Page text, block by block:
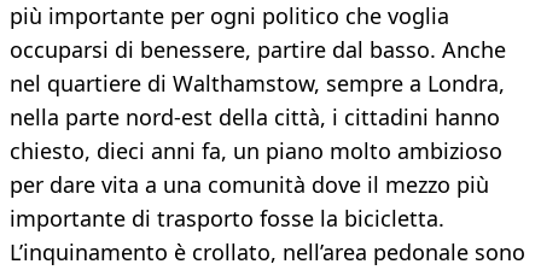
più importante per ogni politico che voglia
occuparsi di benessere, partire dal basso. Anche
nel quartiere di Walthamstow, sempre a Londra,
nella parte nord-est della città, i cittadini hanno
chiesto, dieci anni fa, un piano molto ambizioso
per dare vita a una comunità dove il mezzo più
importante di trasporto fosse la bicicletta.
L’inquinamento è crollato, nell’area pedonale sono